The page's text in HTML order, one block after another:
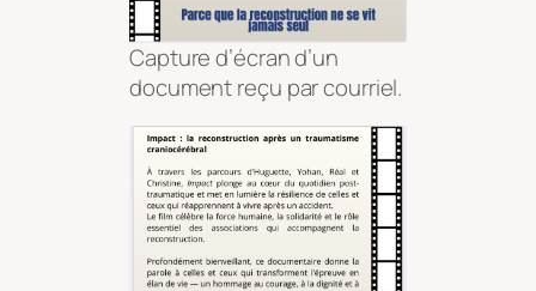
Capture d’écran d’un
document reçu par courriel.